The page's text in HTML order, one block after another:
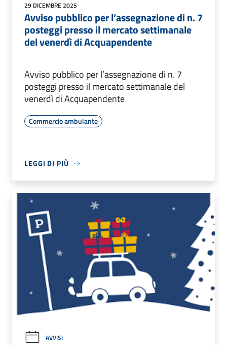
29 DICEMBRE 2025
Avviso pubblico per l’assegnazione di n. 7
posteggi presso il mercato settimanale
del venerdì di Acquapendente
Avviso pubblico per l’assegnazione di n. 7
posteggi presso il mercato settimanale del
venerdì di Acquapendente
Commercio ambulante
LEGGI DI PIÙ
AVVISI